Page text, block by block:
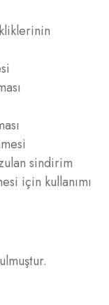
sindirim
için kullanımı